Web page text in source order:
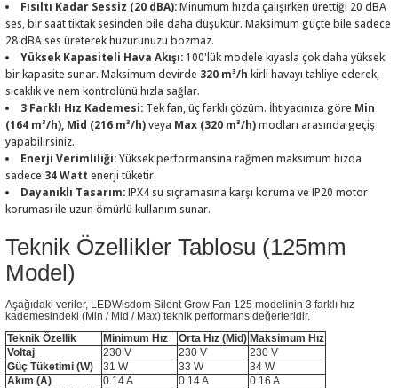
Fısıltı Kadar Sessiz (20 dBA):Minumum hızda çalışırken ürettiği 20 dBA
ses, bir saat tiktak sesinden bile daha düşüktür. Maksimum güçte bile sadece
28 dBA ses üreterek huzurunuzu bozmaz.
Yüksek Kapasiteli Hava Akışı:100'lük modele kıyasla çok daha yüksek
bir kapasite sunar. Maksimum devirde 320 m³/h kirli havayı tahliye ederek,
sıcaklık ve nem kontrolünü hızla sağlar.
3 Farklı Hız Kademesi:Tek fan, üç farklı çözüm. İhtiyacınıza göre Min
(164 m³/h), Mid (216 m³/h)veya Max (320 m³/h)modları arasında geçiş
yapabilirsiniz.
Enerji Verimliliği:Yüksek performansına rağmen maksimum hızda
sadece 34 Watt enerji tüketir.
Dayanıklı Tasarım:IPX4 su sıçramasına karşı koruma ve IP20 motor
koruması ile uzun ömürlü kullanım sunar.
Teknik Özellikler Tablosu (125mm
Model)
Aşağıdaki veriler, LEDWisdom Silent Grow Fan 125 modelinin 3 farklı hız
kademesindeki (Min / Mid / Max) teknik performans değerleridir.
Teknik Özellik
Minimum Hız Orta Hız (Mid) Maksimum Hız
Voltaj
230 V 230 V
230 V
Güç Tüketimi (W)
31 W 33 W
34 W
Akım (A)
0.14 A 0.14 A
0.16 A